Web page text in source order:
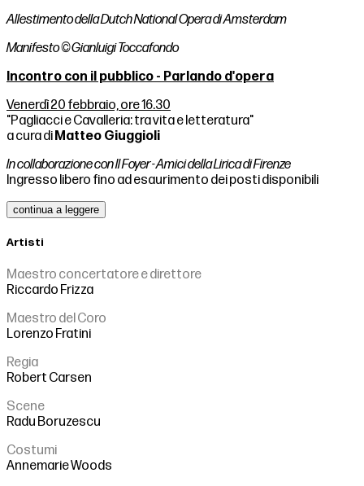
Allestimento della Dutch National Opera di Amsterdam
Manifesto © Gianluigi Toccafondo
Incontro con il pubblico - Parlando d'opera
Venerdì 20 febbraio, ore 16.30
"Pagliacci e Cavalleria: tra vita e letteratura"
a cura diMatteo Giuggioli
In collaborazione con Il Foyer - Amici della Lirica di Firenze
Ingresso libero fino ad esaurimento dei posti disponibili
continua a leggere
Artisti
Maestro concertatore e direttore
Riccardo Frizza
Maestro del Coro
Lorenzo Fratini
Regia
Robert Carsen
Scene
Radu Boruzescu
Costumi
Annemarie Woods